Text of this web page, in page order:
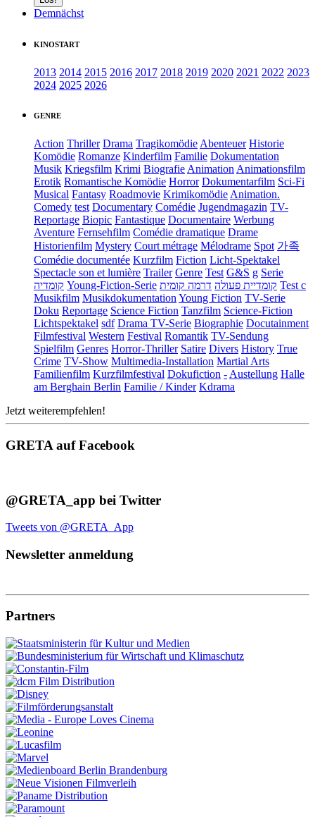
Demnächst
KINOSTART
2013 2014 2015 2016 2017 2018 2019 2020 2021 2022 2023
2024 2025 2026
GENRE
Action Thriller Drama TragikomödieAbenteuer Historie
Komödie Romanze Kinderfilm Familie Dokumentation
Musik Kriegsfilm Krimi BiografieAnimationAnimationsfilm
Erotik Romantische Komödie Horror Dokumentarfilm Sci-Fi
Musical Fantasy Roadmovie KrimikomödieAnimation.
Comedy test Documentary Comédie Jugendmagazin TV-
Reportage Biopic Fantastique Documentaire Werbung
Aventure Fernsehfilm Comédie dramatique Drame
Historienfilm Mystery Court métrage Mélodrame Spot 가족
Comédie documentée Kurzfilm Fiction Licht-Spektakel
Spectacle son et lumière Trailer Genre Test G&S g Serie
קומדיה Young-Fiction-Serie קומדיית פעולה דרמה קומית
Test c
Musikfilm MusikdokumentationYoung Fiction TV-Serie
Doku Reportage Science Fiction Tanzfilm Science-Fiction
Lichtspektakel sdf Drama TV-Serie Biographie Docutainment
Filmfestival Western Festival Romantik TV-Sendung
Spielfilm Genres Horror-Thriller Satire Divers History True
Crime TV-Show Multimedia-Installation Martial Arts
Familienfilm Kurzfilmfestival Dokufiction -Austellung Halle
am Berghain Berlin Familie / Kinder Kdrama
Jetzt weiterempfehlen!
GRETA auf Facebook
@GRETA_app bei Twitter
Tweets von @GRETA_App
Newsletter anmeldung
Partners